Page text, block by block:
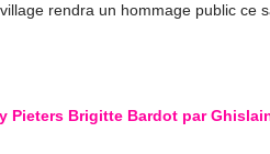
rendra un hommage public